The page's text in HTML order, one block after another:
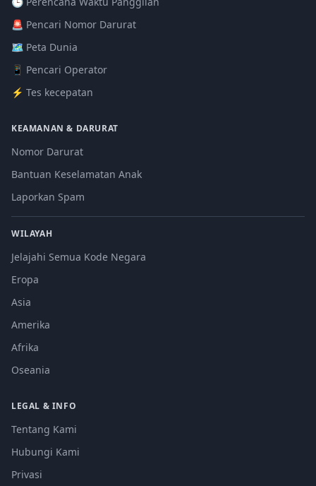
🚨 Pencari Nomor Darurat
🗺️ Peta Dunia
📱 Pencari Operator
⚡ Tes kecepatan
KEAMANAN & DARURAT
Nomor Darurat
Bantuan Keselamatan Anak
Laporkan Spam
WILAYAH
Jelajahi Semua Kode Negara
Eropa
Asia
Amerika
Afrika
Oseania
LEGAL & INFO
Tentang Kami
Hubungi Kami
Privasi